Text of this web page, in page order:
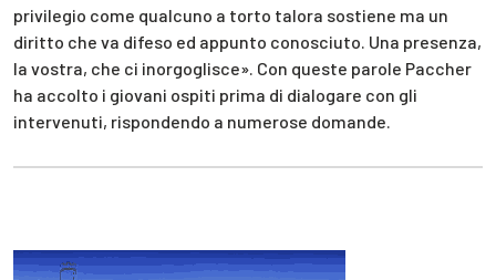
privilegio come qualcuno a torto talora sostiene ma un
diritto che va difeso ed appunto conosciuto. Una presenza,
la vostra, che ci inorgoglisce». Con queste parole Paccher
ha accolto i giovani ospiti prima di dialogare con gli
intervenuti, rispondendo a numerose domande.